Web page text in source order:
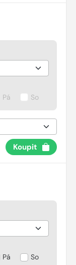
Pá So
Koupit
Pá So